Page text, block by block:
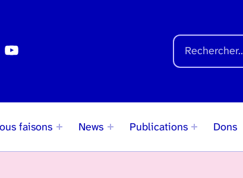
YouTube
Chercher sur le site
Rechercher pour :
faisons News Publications Dons